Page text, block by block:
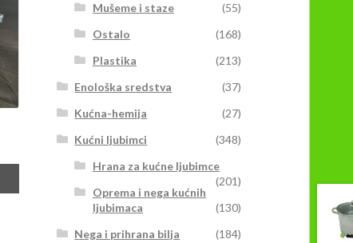
Mušeme i staze
(55)
Ostalo
(168)
Plastika
(213)
Enološka sredstva
(37)
Kućna-hemija
(27)
Kućni ljubimci
(348)
Hrana za kućne ljubimce
(201)
Oprema i nega kućnih
ljubimaca
(130)
Nega i prihrana bilja
(184)